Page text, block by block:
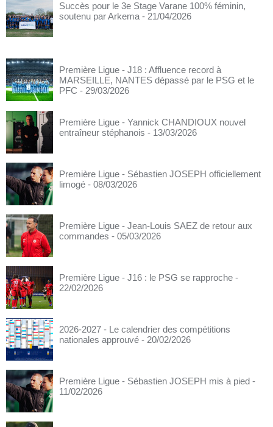
Succès pour le 3e Stage Varane 100% féminin,
soutenu par Arkema - 21/04/2026
Première Ligue - J18 : Affluence record à
MARSEILLE, NANTES dépassé par le PSG et le
PFC - 29/03/2026
Première Ligue - Yannick CHANDIOUX nouvel
entraîneur stéphanois - 13/03/2026
Première Ligue - Sébastien JOSEPH officiellement
limogé - 08/03/2026
Première Ligue - Jean-Louis SAEZ de retour aux
commandes - 05/03/2026
Première Ligue - J16 : le PSG se rapproche -
22/02/2026
2026-2027 - Le calendrier des compétitions
nationales approuvé - 20/02/2026
Première Ligue - Sébastien JOSEPH mis à pied -
11/02/2026